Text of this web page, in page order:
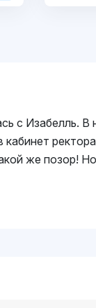
с Изабелль.
же позор!